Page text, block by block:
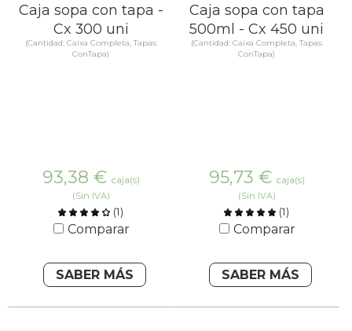
Caja sopa con tapa -
Cx 300 uni
(Cantidad: Caixa Completa, Tapas:
ConTapa)
93,38 € caja(s)
(Sin IVA)
(1)
Comparar
SABER MÁS
Caja sopa con tapa
500ml - Cx 450 uni
(Cantidad: Caixa Completa, Tapas:
ConTapa)
95,73 € caja(s)
(Sin IVA)
(1)
Comparar
SABER MÁS